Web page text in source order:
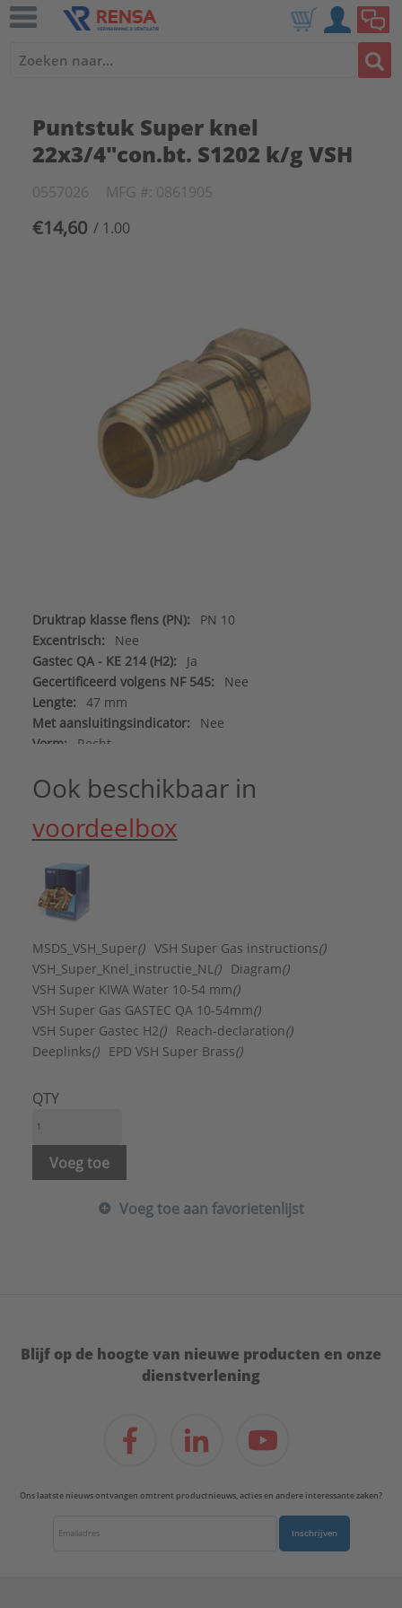
Puntstuk Super knel
22x3/4"con.bt. S1202 k/g VSH
0557026 MFG #: 0861905
€14,60 / 1.00
Druktrap klasse flens (PN):
PN 10
Excentrisch:
Nee
Gastec QA - KE 214 (H2):
Ja
Gecertificeerd volgens NF 545:
Nee
Lengte:
47 mm
Met aansluitingsindicator:
Nee
Vorm:
Recht
Aansluiting 2:
Afgedopt:
Nee
Druktrap klasse flens: PN 10
DVGW-keur voor gas:
DVGW-keur voor water:
FM keur:
Hoge treksterkte: Ja
Hoofdkleur fitting: Messing
KIWA-keur:
Ja
KOMO-keur: Nee
Kwaliteitsklasse aansluiting 1:
CuZn40Pb2 (CW617N)
CuZn40Pb2 (CW617N)
Lengte aansluiting 2:
LPCB keur: Nee
Materiaal aansluiting 1:
Messing
Materiaal afdichting:
Messing
Met stootnok/-rand:
Ja
Nom. diameter aansluiting 2:
Oppervlaktebehandeling aansluiting 1:
Oppervlaktebescherming aansluiting 1:
Ook beschikbaar in
voordeelbox
MSDS_VSH_Super() VSH Super Gas instructions()
VSH_Super_Knel_instructie_NL () Diagram()
VSH Super KIWA Water 10-54 mm()
VSH Super Gas GASTEC QA 10-54mm()
VSH Super Gastec H2() Reach-declaration()
Deeplinks() EPD VSH Super Brass()
QTY
Voeg toe
Voeg toe aan favorietenlijst
Blijf op de hoogte van nieuwe producten en onze
dienstverlening
Ons laatste nieuws ontvangen omtrent productnieuws, acties en andere interessante zaken?
Inschrijven